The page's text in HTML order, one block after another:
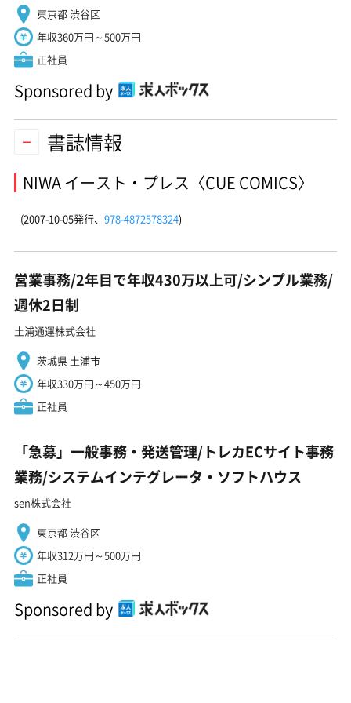
東京都 渋谷区
年収360万円～500万円
正社員
Sponsored by
書誌情報
NIWA イースト・プレス〈CUE COMICS〉
(2007-10-05発行、 978-4872578324)
営業事務/2年目で年収430万以上可/シンプル業務/
週休2日制
土浦通運株式会社
茨城県 土浦市
年収330万円～450万円
正社員
「急募」一般事務・発送管理/トレカECサイト事務
業務/システムインテグレータ・ソフトハウス
sen株式会社
東京都 渋谷区
年収312万円～500万円
正社員
Sponsored by